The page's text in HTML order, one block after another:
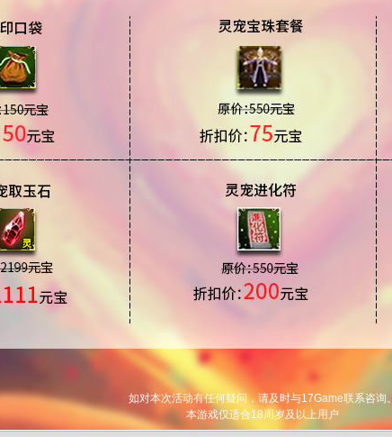
如对本次活动有任何疑问，请及时与17Game联系咨询。
本游戏仅适合18周岁及以上用户